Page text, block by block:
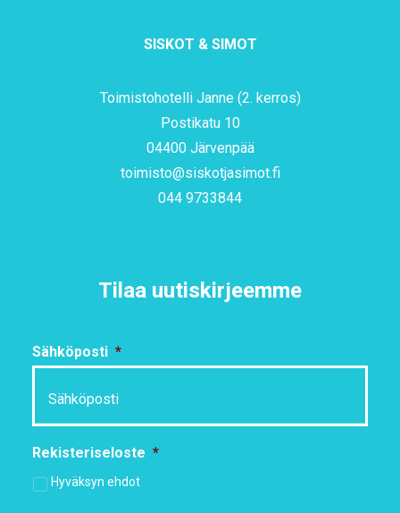
SISKOT & SIMOT
Toimistohotelli Janne (2. kerros)
Postikatu 10
04400 Järvenpää
toimisto@siskotjasimot.fi
044 9733844
Tilaa uutiskirjeemme
Sähköposti *
Rekisteriseloste *
Hyväksyn ehdot